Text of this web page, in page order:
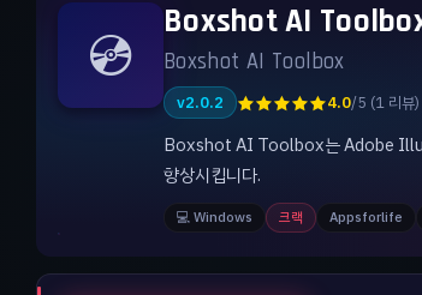
💿 Boxshot AI
Boxshot AI Toolbox
v2.0.2 ★★★★★4.0/5 (1 리뷰)
Boxshot AI Toolbox는 Adobe
향상시킵니다.
💻 Windows 크랙 Appsforlife